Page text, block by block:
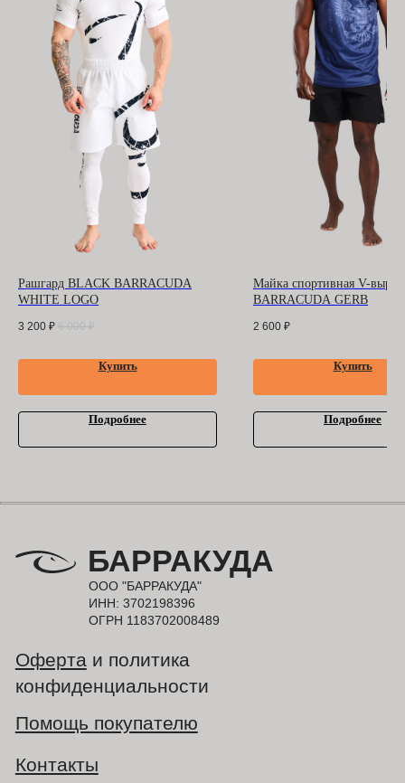
Рашгард BLACK BARRACUDA
WHITE LOGO
3 200 ₽
Купить
Подробнее
Майка спортивная V-вырез
BARRACUDA GERB
2 600 ₽
Купить
Подробнее
ООО "БАРРАКУДА"
ИНН: 3702198396
политика
конфиденциальности
Помощь покупателю
Контакты
БАРРАКУДА